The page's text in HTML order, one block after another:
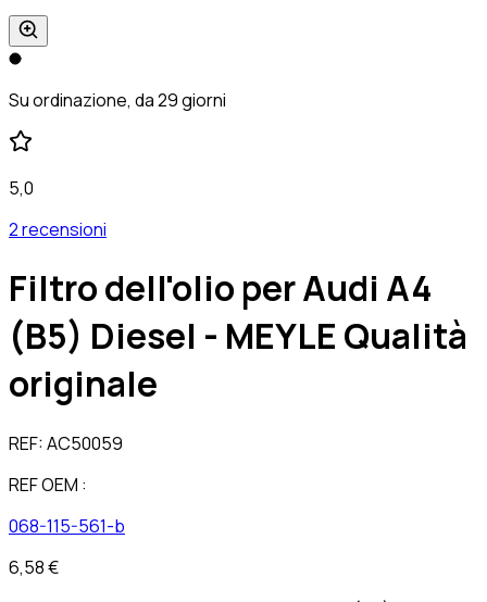
Su ordinazione, da 29 giorni
5,0
2 recensioni
Filtro dell'olio per Audi A4
(B5) Diesel - MEYLE Qualità
originale
REF:AC50059
REF OEM :
068-115-561-b
6,58 €